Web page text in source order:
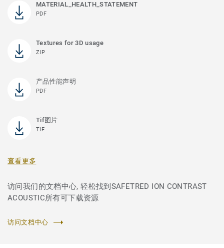
MATERIAL_HEALTH_STATEMENT
PDF
Textures for 3D usage
ZIP
产品性能声明
PDF
Tif图片
TIF
查看更多
访问我们的文档中心, 轻松找到SAFETRED ION CONTRAST
ACOUSTIC所有可下载资源
访问文档中心